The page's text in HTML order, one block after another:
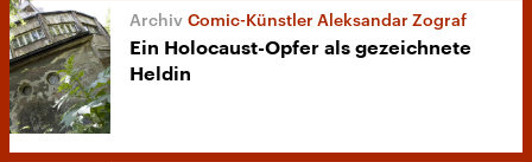
Comic-Künstler Aleksandar Zograf
Ein Holocaust-Opfer als gezeichnete
Heldin